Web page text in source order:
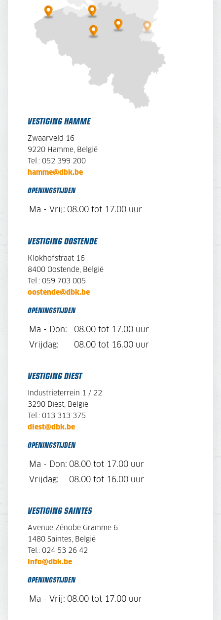
VESTIGING HAMME
Zwaarveld 16
9220 Hamme, België
Tel.: 052 399 200
hamme@dbk.be
OPENINGSTIJDEN
Ma - Vrij: 08.00 tot 17.00 uur
VESTIGING OOSTENDE
Klokhofstraat 16
8400 Oostende, België
Tel.: 059 703 005
oostende@dbk.be
OPENINGSTIJDEN
Ma - Don:
08.00 tot 17.00 uur
Vrijdag:
08.00 tot 16.00 uur
VESTIGING DIEST
Industrieterrein 1 / 22
3290 Diest, België
Tel.: 013 313 375
diest@dbk.be
OPENINGSTIJDEN
Ma - Don: 08.00 tot 17.00 uur
Vrijdag:
08.00 tot 16.00 uur
VESTIGING SAINTES
Avenue Zénobe Gramme 6
1480 Saintes, België
Tel.: 024 53 26 42
info@dbk.be
OPENINGSTIJDEN
Ma - Vrij: 08.00 tot 17.00 uur